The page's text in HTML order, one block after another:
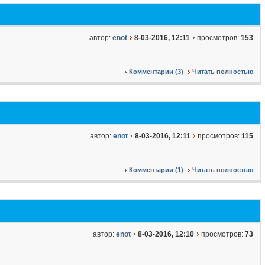
автор: enot 8-03-2016, 12:11 просмотров: 153
Комментарии (3) Читать полностью
автор: enot 8-03-2016, 12:11 просмотров: 115
Комментарии (1) Читать полностью
автор: enot 8-03-2016, 12:10 просмотров: 73